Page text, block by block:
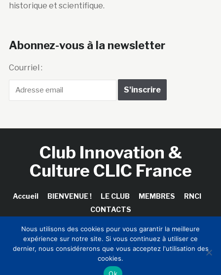
historique et scientifique.
Abonnez-vous à la newsletter
Courriel :
Club Innovation &
Culture CLIC France
Accueil BIENVENUE ! LE CLUB MEMBRES
RNCI
CONTACTS
Copyright © 2026 Club Innovation & Culture CLIC France /
Sinapses Conseils
Nous utilisons des cookies pour vous garantir la meilleure
expérience sur notre site. Si vous continuez à utiliser ce
dernier, nous considérerons que vous acceptez l'utilisation des
cookies.
Ok